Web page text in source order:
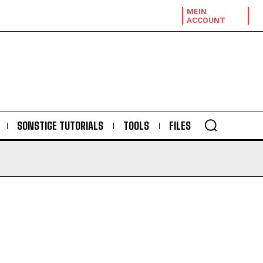
MEIN
ACCOUNT
SONSTIGE TUTORIALS TOOLS FILES